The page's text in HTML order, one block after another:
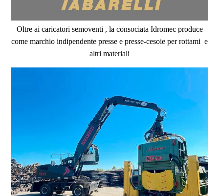
Oltre ai caricatori semoventi , la consociata Idromec produce
come marchio indipendente presse e presse-cesoie per rottami e
altri materiali